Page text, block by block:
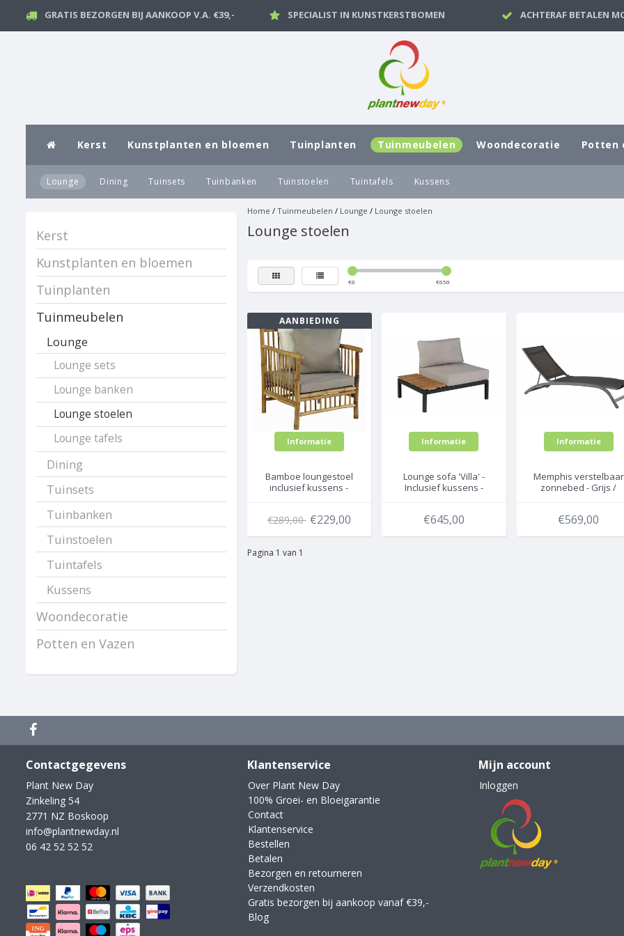
GRATIS BEZORGEN BIJ AANKOOP V.A. €39,- SPECIALIST IN KUNSTKERSTBOMEN ACHTERAF BETALEN
Kerst Kunstplanten en bloemen Tuinplanten Tuinmeubelen
Lounge Dining Tuinsets Tuinbanken Tuinstoelen Tuintafels Kussens
Woondecoratie Potten
Kerst
Kunstplanten en bloemen
Tuinplanten
Tuinmeubelen
Lounge
Lounge sets
Lounge banken
Lounge stoelen
Lounge tafels
Dining
Tuinsets
Tuinbanken
Tuinstoelen
Tuintafels
Kussens
Woondecoratie
Potten en Vazen
Home / Tuinmeubelen / Lounge / Lounge stoelen
Lounge stoelen
€0 €650
AANBIEDING
Informatie
Bamboe loungestoel
inclusief kussens -
€289,00 €229,00
Informatie
Lounge sofa 'Villa' -
Inclusief kussens -
€645,00
Informatie
Memphis verstelbaar
zonnebed - Grijs /
€569,00
Pagina 1 van 1
Contactgegevens
Plant New Day
Zinkeling 54
2771 NZ Boskoop
info@plantnewday.nl
06 42 52 52 52
Klantenservice
Over Plant New Day
100% Groei- en Bloeigarantie
Contact
Klantenservice
Bestellen
Betalen
Bezorgen en retourneren
Verzendkosten
Gratis bezorgen bij aankoop vanaf €39,-
Blog
Mijn account
Inloggen